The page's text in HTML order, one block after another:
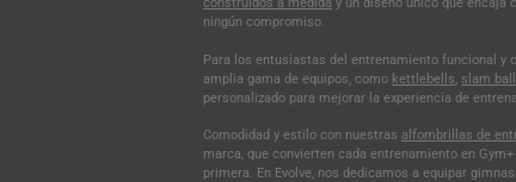
construidos a medida y un diseño único que encaja
ningún compromiso.
Para los entusiastas del entrenamiento funcional y
amplia gama de equipos, como kettlebells slam
personalizado para mejorar la experiencia de
Comodidad y estilo con nuestras alfombrillas de
marca, que convierten cada entrenamiento en
primera. En Evolve, nos dedicamos a equipar